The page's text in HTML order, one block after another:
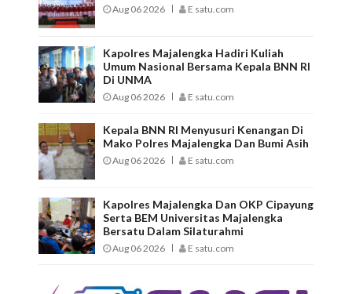
Aug 06 2026 E satu.com
Kapolres Majalengka Hadiri Kuliah
Umum Nasional Bersama Kepala BNN RI
Di UNMA
Aug 06 2026 E satu.com
Kepala BNN RI Menyusuri Kenangan Di
Mako Polres Majalengka Dan Bumi Asih
Aug 06 2026 E satu.com
Kapolres Majalengka Dan OKP Cipayung
Serta BEM Universitas Majalengka
Bersatu Dalam Silaturahmi
Aug 06 2026 E satu.com